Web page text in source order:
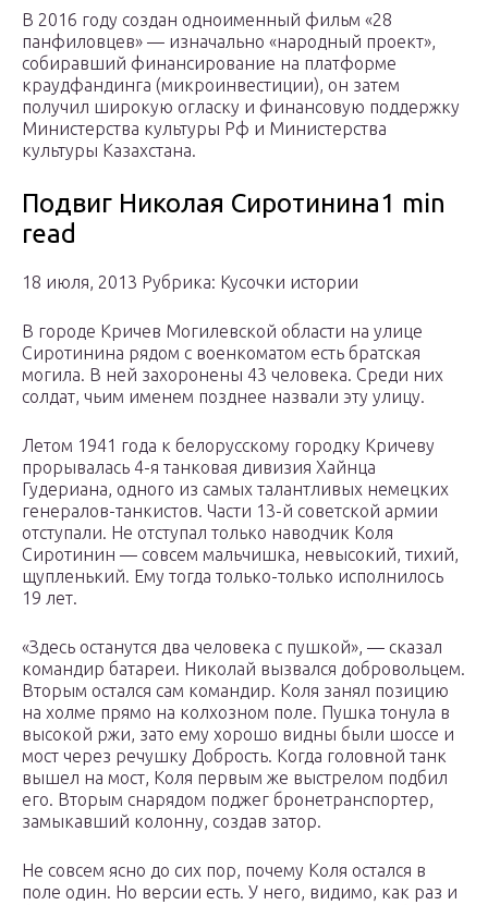
В 2016 году создан одноименный фильм «28
панфиловцев» — изначально «народный проект»,
собиравший финансирование на платформе
краудфандинга (микроинвестиции), он затем
получил широкую огласку и финансовую поддержку
Министерства культуры Рф и Министерства
культуры Казахстана.
Подвиг Николая Сиротинина1 min
read
18 июля, 2013 Рубрика: Кусочки истории
В городе Кричев Могилевской области на улице
Сиротинина рядом с военкоматом есть братская
могила. В ней захоронены 43 человека. Среди них
солдат, чьим именем позднее назвали эту улицу.
Летом 1941 года к белорусскому городку Кричеву
прорывалась 4-я танковая дивизия Хайнца
Гудериана, одного из самых талантливых немецких
генералов-танкистов. Части 13-й советской армии
отступали. Не отступал только наводчик Коля
Сиротинин — совсем мальчишка, невысокий, тихий,
щупленький. Ему тогда только-только исполнилось
19 лет.
«Здесь останутся два человека с пушкой», — сказал
командир батареи. Николай вызвался добровольцем.
Вторым остался сам командир. Коля занял позицию
на холме прямо на колхозном поле. Пушка тонула в
высокой ржи, зато ему хорошо видны были шоссе и
мост через речушку Добрость. Когда головной танк
вышел на мост, Коля первым же выстрелом подбил
его. Вторым снарядом поджег бронетранспортер,
замыкавший колонну, создав затор.
Не совсем ясно до сих пор, почему Коля остался в
поле один. Но версии есть. У него, видимо, как раз и